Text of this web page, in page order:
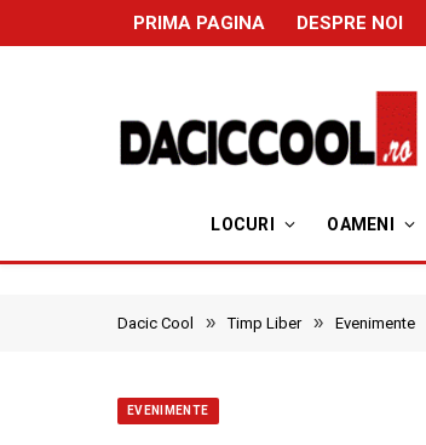
PRIMA PAGINA DESPRE NOI
LOCURI OAMENI
Dacic Cool » Timp Liber » Evenimente
EVENIMENTE